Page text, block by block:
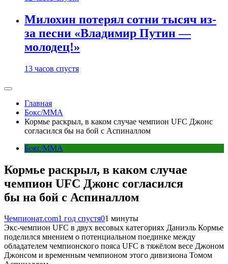
Милохин потерял сотни тысяч из-
за песни «Владимир Путин —
молодец!»
13 часов спустя
Главная
Бокс/MMA
Кормье раскрыл, в каком случае чемпион UFC Джонс
согласился бы на бой с Аспиналлом
Бокс/MMA
Кормье раскрыл, в каком случае
чемпион UFC Джонс согласился
бы на бой с Аспиналлом
Чемпионат.com1 год спустя01 минуты
Экс-чемпион UFC в двух весовых категориях Даниэль Кормье
поделился мнением о потенциальном поединке между
обладателем чемпионского пояса UFC в тяжёлом весе Джоном
Джонсом и временным чемпионом этого дивизиона Томом